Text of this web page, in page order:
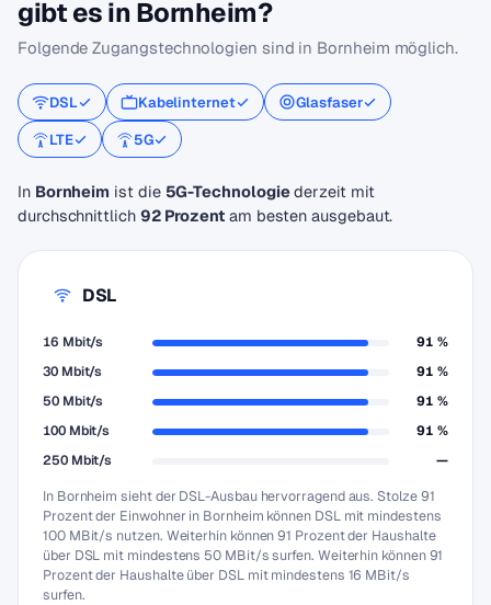
gibt es in Bornheim?
Folgende Zugangstechnologien sind in Bornheim möglich.
DSL Kabelinternet
Glasfaser
LTE
5G
In Bornheim ist die 5G-Technologiederzeit mit
durchschnittlich 92 Prozentam besten ausgebaut.
DSL
16 Mbit/s
91 %
30 Mbit/s
91 %
50 Mbit/s
91 %
100 Mbit/s
91 %
250 Mbit/s
—
In Bornheim sieht der DSL-Ausbau hervorragend aus. Stolze 91
Prozent der Einwohner in Bornheim können DSL mit mindestens
100 MBit/s nutzen. Weiterhin können 91 Prozent der Haushalte
über DSL mit mindestens 50 MBit/s surfen. Weiterhin können 91
Prozent der Haushalte über DSL mit mindestens 16 MBit/s
surfen.